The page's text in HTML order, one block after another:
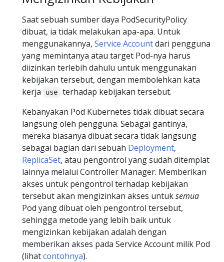
Saat sebuah sumber daya PodSecurityPolicy
dibuat, ia tidak melakukan apa-apa. Untuk
menggunakannya, Service Accountdari pengguna
yang memintanya atau target Pod-nya harus
diizinkan terlebih dahulu untuk menggunakan
kebijakan tersebut, dengan membolehkan kata
kerja
use
terhadap kebijakan tersebut.
Kebanyakan Pod Kubernetes tidak dibuat secara
langsung oleh pengguna. Sebagai gantinya,
mereka biasanya dibuat secara tidak langsung
sebagai bagian dari sebuah Deployment,
ReplicaSet, atau pengontrol yang sudah ditemplat
lainnya melalui Controller Manager. Memberikan
akses untuk pengontrol terhadap kebijakan
tersebut akan mengizinkan akses untuksemua
Pod yang dibuat oleh pengontrol tersebut,
sehingga metode yang lebih baik untuk
mengizinkan kebijakan adalah dengan
memberikan akses pada Service Account milik Pod
(lihatcontohnya).